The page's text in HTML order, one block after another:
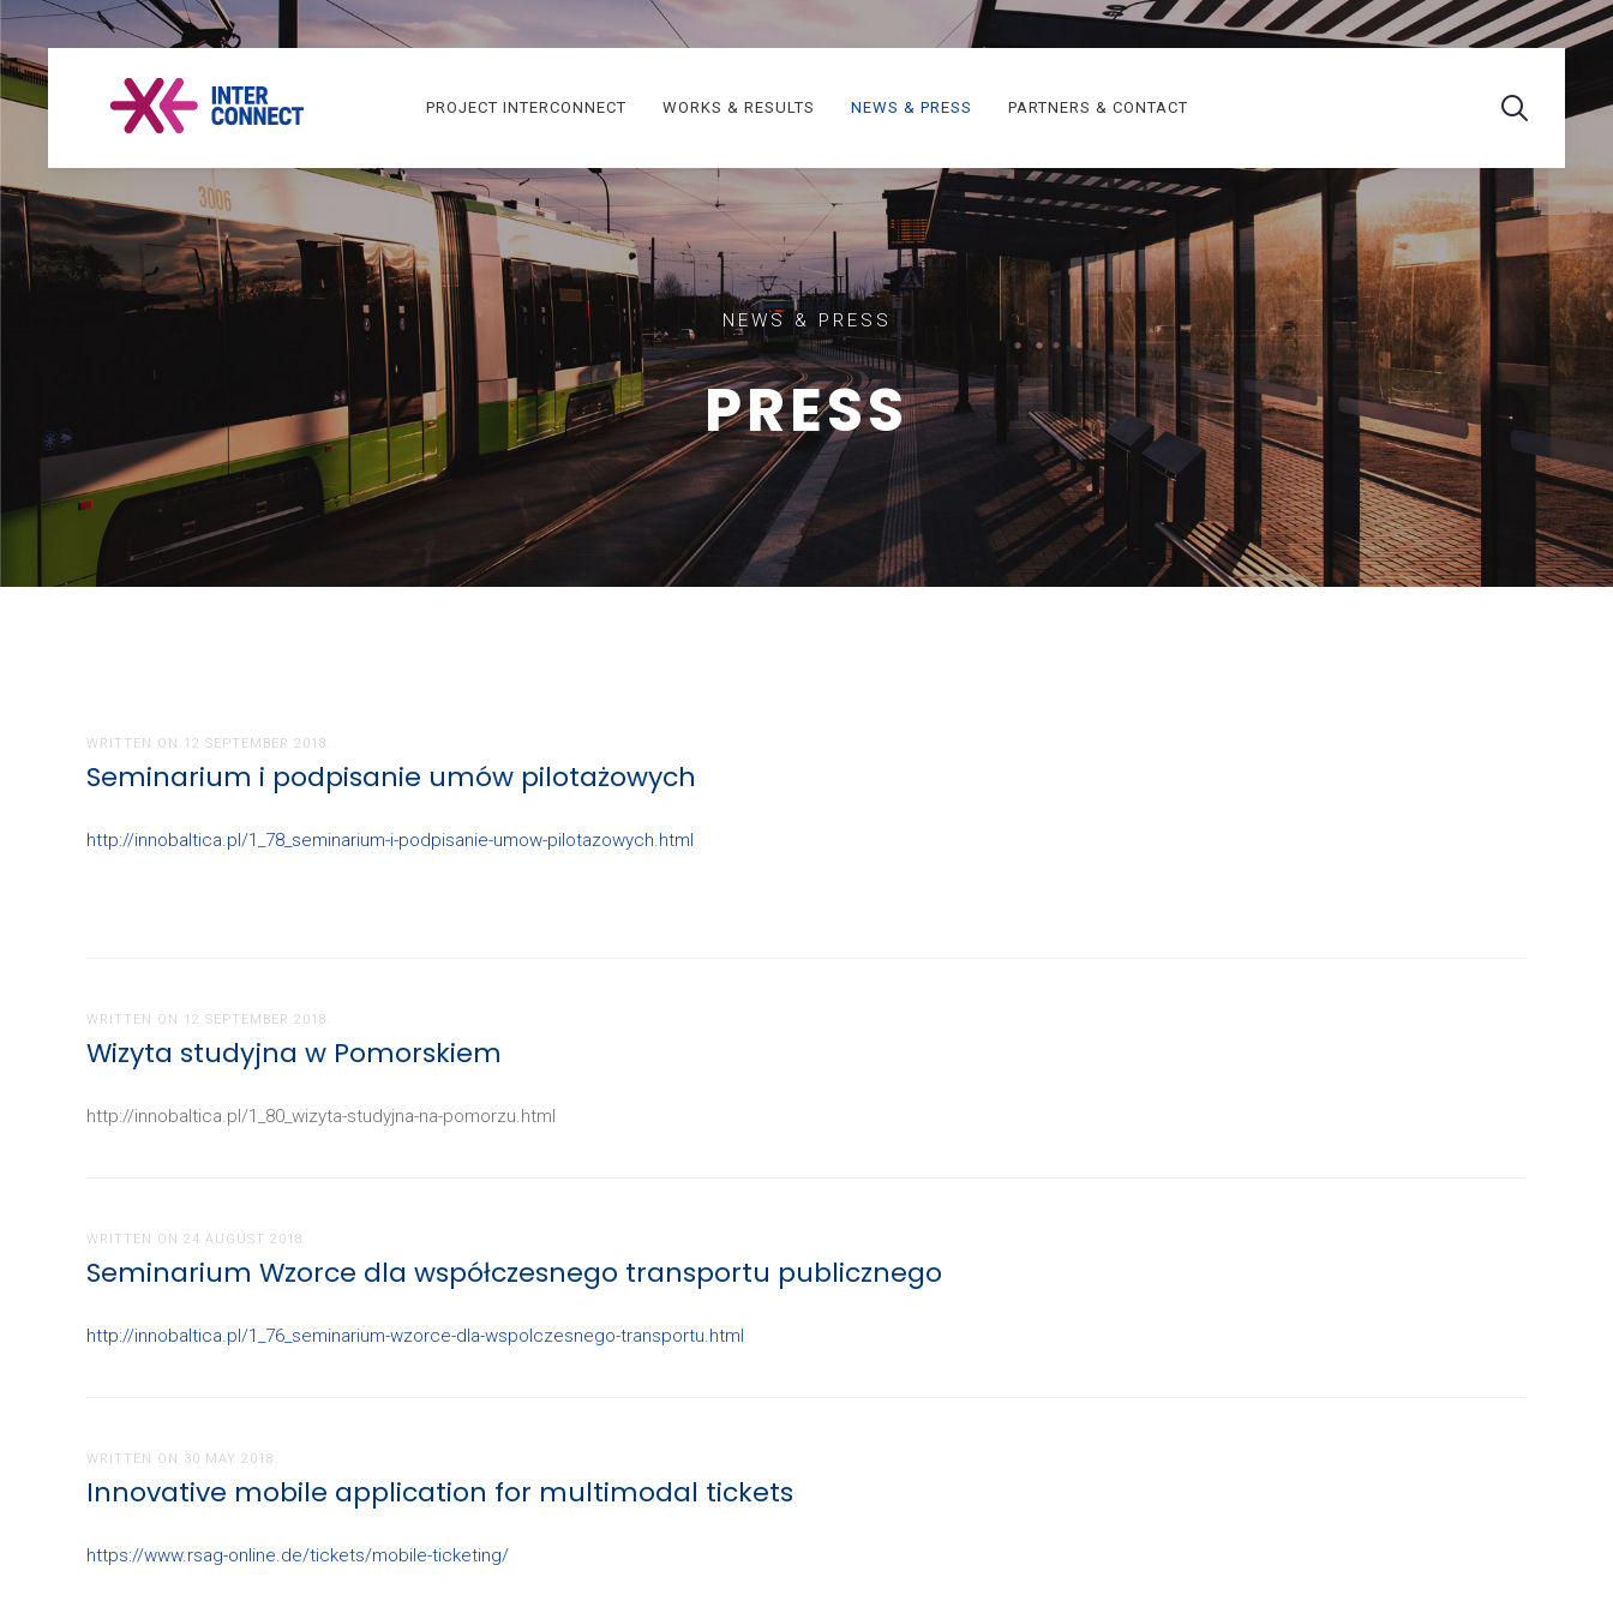
PROJECT INTERCONNECT WORKS & RESULTS NEWS & PRESS PARTNERS & CONTACT
NEWS & PRESS
PRESS
WRITTEN ON 12 SEPTEMBER 2018 .
Seminarium i podpisanie umów pilotażowych
http://innobaltica.pl/1_78_seminarium-i-podpisanie-umow-pilotazowych.html
WRITTEN ON 12 SEPTEMBER 2018 .
Wizyta studyjna w Pomorskiem
http://innobaltica.pl/1_80_wizyta-studyjna-na-pomorzu.html
WRITTEN ON 24 AUGUST 2018 .
Seminarium Wzorce dla współczesnego transportu publicznego
http://innobaltica.pl/1_76_seminarium-wzorce-dla-wspolczesnego-transportu.html
WRITTEN ON 30 MAY 2018 .
Innovative mobile application for multimodal tickets
https://www.rsag-online.de/tickets/mobile-ticketing/